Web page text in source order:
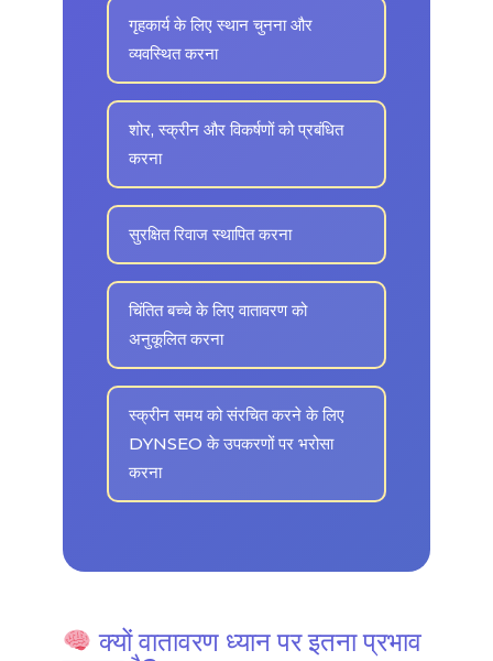
गृहकार्य के लिए स्थान चुनना और
व्यवस्थित करना
शोर, स्क्रीन और विकर्षणों को प्रबंधित
करना
सुरक्षित रिवाज स्थापित करना
चिंतित बच्चे के लिए वातावरण को
अनुकूलित करना
स्क्रीन समय को संरचित करने के लिए
DYNSEO के उपकरणों पर भरोसा
करना
क्यों वातावरण ध्यान पर इतना प्रभाव